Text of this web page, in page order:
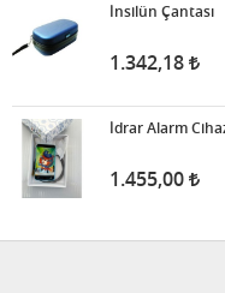
İnsilün Çantası
1.342,18
İdrar Alarm
1.455,00